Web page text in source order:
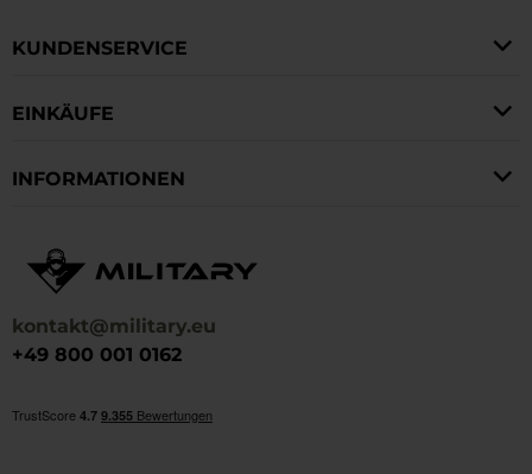
kontakt@military.eu
+49 800 001 0162
KUNDENSERVICE
EINKÄUFE
INFORMATIONEN